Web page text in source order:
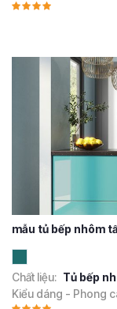
mẫu tủ bếp nhôm
Chất liệu: Tủ bếp
Kiểu dáng - Phong